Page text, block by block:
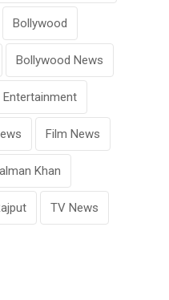
Bollywood
Bollywood News
Entertainment
Film News
Khan
TV News